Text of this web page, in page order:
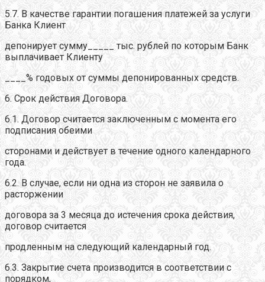
5.7. В качестве гарантии погашения платежей за услуги
Банка Клиент
депонирует сумму_____ тыс. рублей по которым Банк
выплачивает Клиенту
____% годовых от суммы депонированных средств.
6. Срок действия Договора.
6.1. Договор считается заключенным с момента его
подписания обеими
сторонами и действует в течение одного календарного
года.
6.2. В случае, если ни одна из сторон не заявила о
расторжении
договора за 3 месяца до истечения срока действия,
договор считается
продленным на следующий календарный год.
6.3. Закрытие счета производится в соответствии с
порядком,